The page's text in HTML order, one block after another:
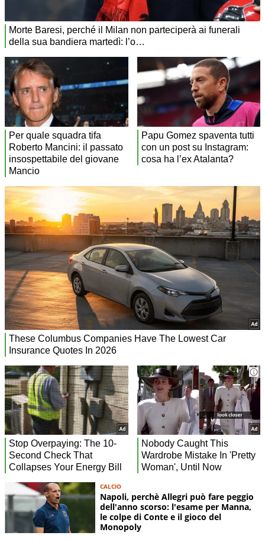
CALCIO
Napoli, perchè Allegri può fare peggio
dell'anno scorso: l'esame per Manna,
le colpe di Conte e il gioco del
Monopoly